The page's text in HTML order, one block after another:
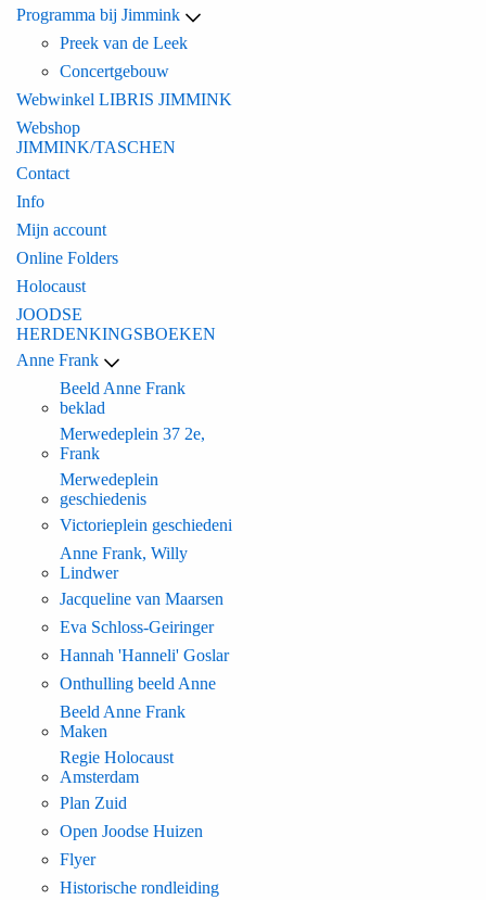
Programma bij Jimmink
Preek van de Leek
Concertgebouw
Webwinkel LIBRIS JIMMINK
Webshop
JIMMINK/TASCHEN
Contact
Info
Mijn account
Online Folders
Holocaust
JOODSE
HERDENKINGSBOEKEN
Anne Frank
Beeld Anne Frank
beklad
Merwedeplein 37 2e,
Frank
Merwedeplein
geschiedenis
Victorieplein geschiedeni
Anne Frank, Willy
Lindwer
Jacqueline van Maarsen
Eva Schloss-Geiringer
Hannah 'Hanneli' Goslar
Onthulling beeld Anne
Beeld Anne Frank
Maken
Regie Holocaust
Amsterdam
Plan Zuid
Open Joodse Huizen
Flyer
Historische rondleiding